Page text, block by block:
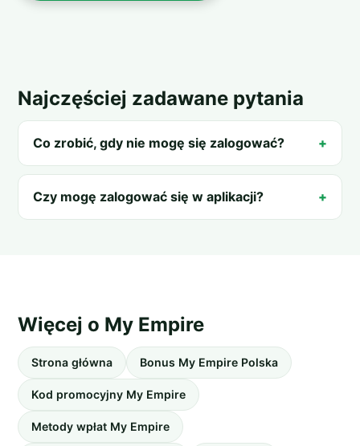
Najczęściej zadawane pytania
Co zrobić, gdy nie mogę się zalogować?
Czy mogę zalogować się w aplikacji?
Więcej o My Empire
Strona główna Bonus My Empire Polska
Kod promocyjny My Empire
Metody wpłat My Empire